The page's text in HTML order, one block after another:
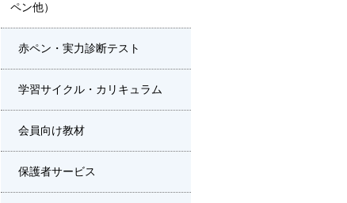
ペン他）
赤ペン・実力診断テスト
学習サイクル・カリキュラム
会員向け教材
保護者サービス